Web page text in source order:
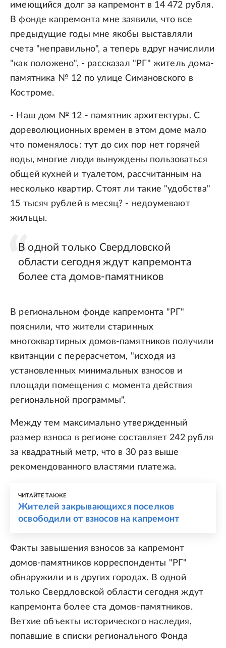
имеющийся долг за капремонт в 14 472 рубля.
В фонде капремонта мне заявили, что все
предыдущие годы мне якобы выставляли
счета "неправильно", а теперь вдруг начислили
"как положено", - рассказал "РГ" житель дома-
памятника № 12 по улице Симановского в
Костроме.
- Наш дом № 12 - памятник архитектуры. С
дореволюционных времен в этом доме мало
что поменялось: тут до сих пор нет горячей
воды, многие люди вынуждены пользоваться
общей кухней и туалетом, рассчитанным на
несколько квартир. Стоят ли такие "удобства"
15 тысяч рублей в месяц? - недоумевают
жильцы.
В одной только Свердловской
области сегодня ждут капремонта
более ста домов-памятников
В региональном фонде капремонта "РГ"
пояснили, что жители старинных
многоквартирных домов-памятников получили
квитанции с перерасчетом, "исходя из
установленных минимальных взносов и
площади помещения с момента действия
региональной программы".
Между тем максимально утвержденный
размер взноса в регионе составляет 242 рубля
за квадратный метр, что в 30 раз выше
рекомендованного властями платежа.
ЧИТАЙТЕ ТАКЖЕ
Жителей закрывающихся поселков
освободили от взносов на капремонт
Факты завышения взносов за капремонт
домов-памятников корреспонденты "РГ"
обнаружили и в других городах. В одной
только Свердловской области сегодня ждут
капремонта более ста домов-памятников.
Ветхие объекты исторического наследия,
попавшие в списки регионального Фонда